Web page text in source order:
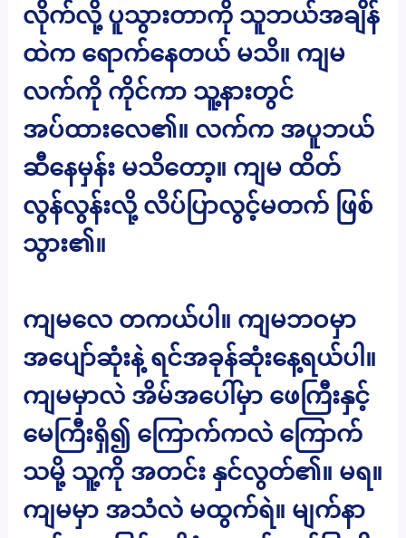
လိုက်လို့ ပူသွားတာကို သူဘယ်အချိန်
ထဲက ရောက်နေတယ် မသိ။ ကျမ
လက်ကို ကိုင်ကာ သူ့နားတွင်
အပ်ထားလေ၏။ လက်က အပူဘယ်
ဆီနေမှန်း မသိတော့။ ကျမ ထိတ်
လွန်လွန်းလို့ လိပ်ပြာလွင့်မတက် ဖြစ်
သွား၏။
ကျမလေ တကယ်ပါ။ ကျမဘဝမှာ
အပျော်ဆုံးနဲ့ ရင်အခုန်ဆုံးနေ့ရယ်ပါ။
ကျမမှာလဲ အိမ်အပေါ်မှာ ဖေကြီးနှင့်
မေကြီးရှိ၍ ကြောက်ကလဲ ကြောက်
သမို့ သူ့ကို အတင်း နှင်လွတ်၏။ မရ။
ကျမမှာ အသံလဲ မထွက်ရဲ။ မျက်နာ